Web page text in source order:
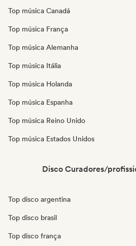
Top música Canadá
Top música França
Top música Alemanha
Top música Itália
Top música Holanda
Top música Espanha
Top música Reino Unido
Top música Estados Unidos
Disco Curadores/
Top disco argentina
Top disco brasil
Top disco frança